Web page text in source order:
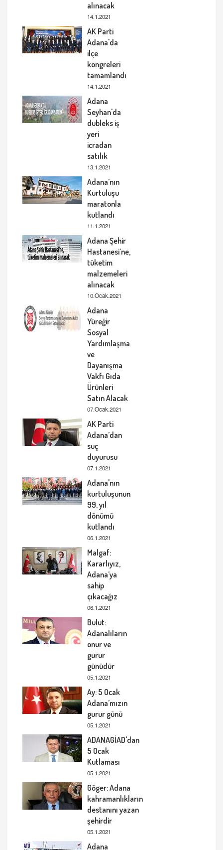
alınacak
14.1.2021
AK Parti
Adana'da
ilçe
kongreleri
tamamlandı
14.1.2021
Adana
Seyhan'da
dubleks iş
yeri
icradan
satılık
13.1.2021
Adana’nın
Kurtuluşu
maratonla
kutlandı
11.1.2021
Adana Şehir
Hastanesi’ne,
tüketim
malzemeleri
alınacak
10.Ocak.2021
Adana
Yüreğir
Sosyal
Yardımlaşma
ve
Dayanışma
Vakfı Gıda
Ürünleri
Satın Alacak
07.Ocak.2021
AK Parti
Adana’dan
suç
duyurusu
07.1.2021
Adana'nın
kurtuluşunun
99. yıl
dönümü
kutlandı
06.1.2021
Malgaf:
Kararlıyız,
Adana’ya
sahip
çıkacağız
06.1.2021
Bulut:
Adanalıların
onur ve
gurur
günüdür
05.1.2021
Ay: 5 Ocak
Adana’mızın
gurur günü
05.1.2021
ADANAGİAD'dan
5 Ocak
Kutlaması
05.1.2021
Göger: Adana
kahramanlıkların
destanını yazan
şehirdir
05.1.2021
Adana